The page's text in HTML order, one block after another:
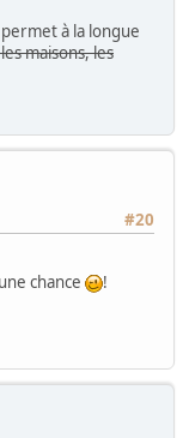
à la longue
maisons, les
#20
chance
!